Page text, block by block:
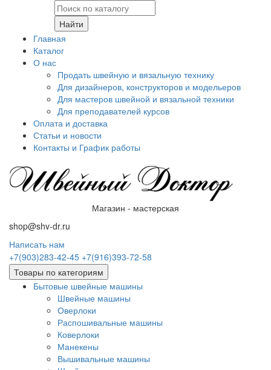
Найти
Главная
Каталог
О нас
Продать швейную и вязальную технику
Для дизайнеров, конструкторов и модельеров
Для мастеров швейной и вязальной техники
Для преподавателей курсов
Оплата и доставка
Статьи и новости
Контакты и График работы
Магазин - мастерская
shop@shv-dr.ru
Написать нам
+7(903)283-42-45 +7(916)393-72-58
Товары по категориям
Бытовые швейные машины
Швейные машины
Оверлоки
Распошивальные машины
Коверлоки
Манекены
Вышивальные машины